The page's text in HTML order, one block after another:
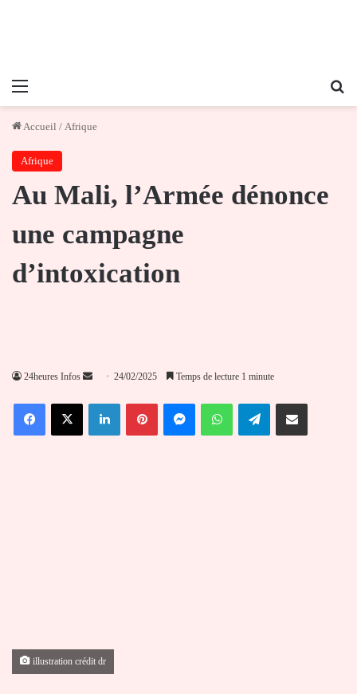
Menu
Accueil / Afrique
Afrique
Au Mali, l’Armée dénonce
une campagne
d’intoxication
24heures Infos
Envoyer
courriel
24/02/2025 Temps de lecture 1 minute
FacebookX LinkedinPinterestMessengerWhatsAppTelegramPartager par email
illustration crédit dr